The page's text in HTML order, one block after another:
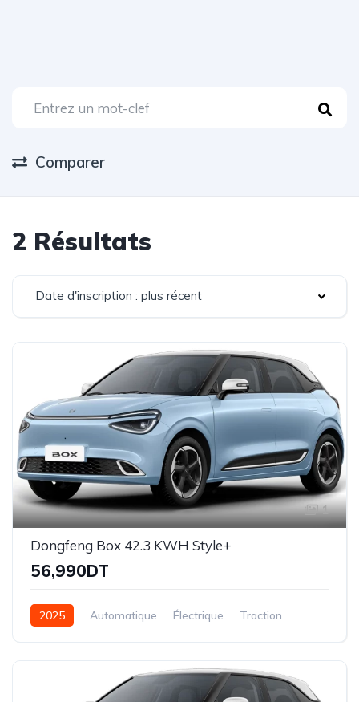
Comparer
2 Résultats
Date d'inscription : plus récent
1
Dongfeng Box 42.3 KWH Style+
56,990DT
2025 Automatique Électrique Traction